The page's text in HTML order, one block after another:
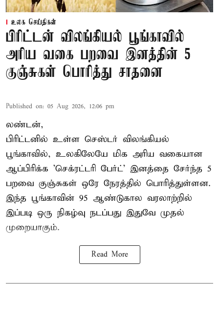
உலக செய்திகள்
பிரிட்டன் விலங்கியல் பூங்காவில்
அரிய வகை பறவை இனத்தின் 5
குஞ்சுகள் பொரித்து சாதனை
Published on: 05 Aug 2026, 12:06 pm
லண்டன்,
பிரிட்டனில் உள்ள செஸ்டர் விலங்கியல்
பூங்காவில், உலகிலேயே மிக அரிய வகையான
ஆப்பிரிக்க 'செக்ரட்டரி பேர்ட்' இனத்தை சேர்ந்த 5
பறவை குஞ்சுகள் ஒரே நேரத்தில் பொரித்துள்ளன.
இந்த பூங்காவின் 95 ஆண்டுகால வரலாற்றில்
இப்படி ஒரு நிகழ்வு நடப்பது இதுவே முதல்
முறையாகும்.
Read More